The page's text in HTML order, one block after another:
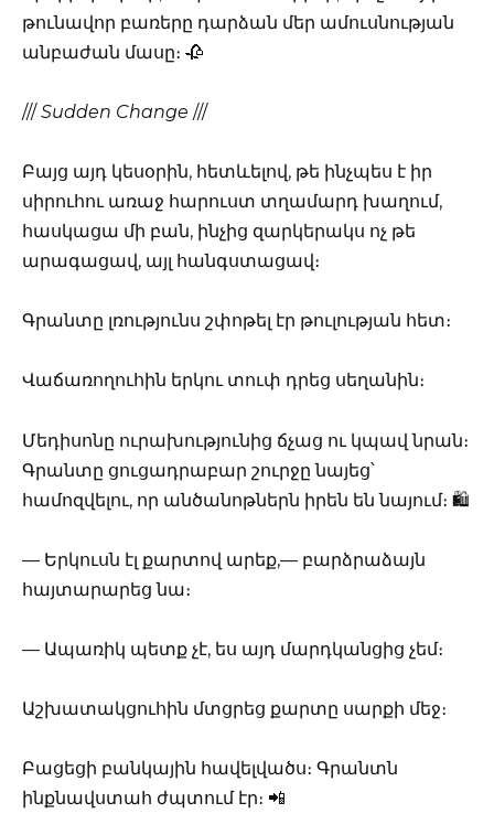
թունավոր բառերը դարձան մեր ամուսնության
անբաժան մասը։ 🥀
///Sudden Change ///
Բայց այդ կեսօրին, հետևելով, թե ինչպես է իր
սիրուհու առաջ հարուստ տղամարդ խաղում,
հասկացա մի բան, ինչից զարկերակս ոչ թե
արագացավ, այլ հանգստացավ։
Գրանտը լռությունս շփոթել էր թուլության հետ։
Վաճառողուհին երկու տուփ դրեց սեղանին։
Մեդիսոնը ուրախությունից ճչաց ու կպավ նրան։
Գրանտը ցուցադրաբար շուրջը նայեց՝
համոզվելու, որ անծանոթներն իրեն են նայում։ 🛍️
— Երկուսն էլ քարտով արեք,— բարձրաձայն
հայտարարեց նա։
— Ապառիկ պետք չէ, ես այդ մարդկանցից չեմ։
Աշխատակցուհին մտցրեց քարտը սարքի մեջ։
Բացեցի բանկային հավելվածս։ Գրանտն
ինքնավստահ ժպտում էր։ 📲